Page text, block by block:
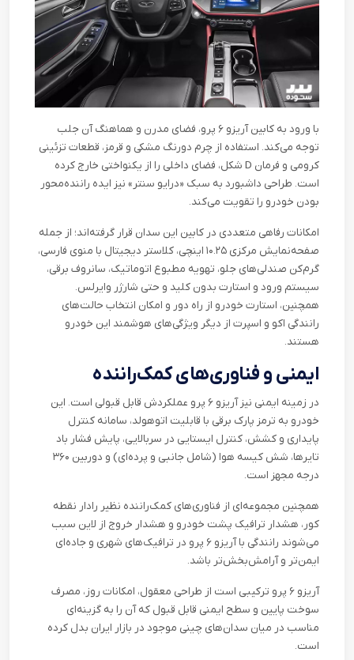
با ورود به کابین آریزو ۶ پرو، فضای مدرن و هماهنگ آن جلب
توجه می‌کند. استفاده از چرم دورنگ مشکی و قرمز، قطعات تزئینی
کرومی و فرمان D شکل، فضای داخلی را از یکنواختی خارج کرده
است. طراحی داشبورد به سبک «درایو سنتر» نیز ایده راننده‌محور
بودن خودرو را تقویت می‌کند.
امکانات رفاهی متعددی در کابین این سدان قرار گرفته‌اند؛ از جمله
صفحه‌نمایش مرکزی ۱۰.۲۵ اینچی، کلاستر دیجیتال با منوی فارسی،
گرم‌کن صندلی‌های جلو، تهویه مطبوع اتوماتیک، سانروف برقی،
سیستم ورود و استارت بدون کلید و حتی شارژر وایرلس.
همچنین، استارت خودرو از راه دور و امکان انتخاب حالت‌های
رانندگی اکو و اسپرت از دیگر ویژگی‌های هوشمند این خودرو
هستند.
ایمنی و فناوری‌های کمک‌راننده
در زمینه ایمنی نیز آریزو ۶ پرو عملکردش قابل قبولی است. این
خودرو به ترمز پارک برقی با قابلیت اتوهولد، سامانه کنترل
پایداری و کشش، کنترل ایستایی در سربالایی، پایش فشار باد
تایرها، شش کیسه هوا (شامل جانبی و پرده‌ای) و دوربین ۳۶۰
درجه مجهز است.
همچنین مجموعه‌ای از فناوری‌های کمک‌راننده نظیر رادار نقطه
کور، هشدار ترافیک پشت خودرو و هشدار خروج از لاین سبب
می‌شوند رانندگی با آریزو ۶ پرو در ترافیک‌های شهری و جاده‌ای
ایمن‌تر و آرامش‌بخش‌تر باشد.
آریزو ۶ پرو ترکیبی‌ است از طراحی معقول، امکانات روز، مصرف
سوخت پایین و سطح ایمنی قابل قبول که آن را به گزینه‌ای
مناسب در میان سدان‌های چینی موجود در بازار ایران بدل کرده
است.